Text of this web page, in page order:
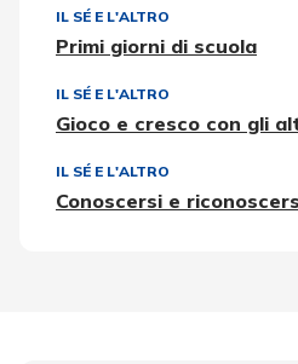
IL SÉ E L'ALTRO
Primi giorni di scuola
IL SÉ E L'ALTRO
Gioco e cresco con gli
IL SÉ E L'ALTRO
Conoscersi e